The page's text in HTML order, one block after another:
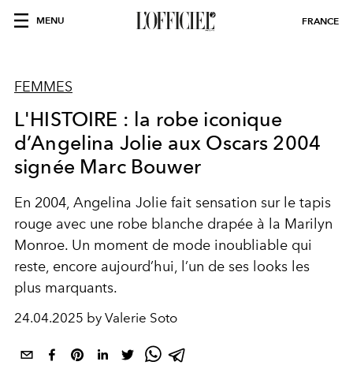
MENU FRANCE
FEMMES
L'HISTOIRE : la robe iconique
d’Angelina Jolie aux Oscars 2004
signée Marc Bouwer
En 2004, Angelina Jolie fait sensation sur le tapis
rouge avec une robe blanche drapée à la Marilyn
Monroe. Un moment de mode inoubliable qui
reste, encore aujourd’hui, l’un de ses looks les
plus marquants.
24.04.2025 by Valerie Soto